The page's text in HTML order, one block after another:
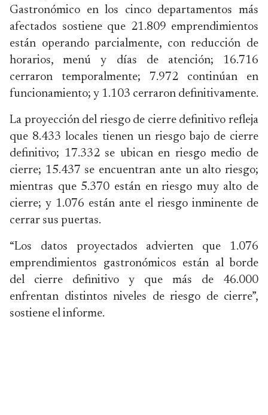
Gastronómico en los cinco departamentos más
afectados sostiene que 21.809 emprendimientos
están operando parcialmente, con reducción de
horarios, menú y días de atención; 16.716
cerraron temporalmente; 7.972 continúan en
funcionamiento; y 1.103 cerraron definitivamente.
La proyección del riesgo de cierre definitivo refleja
que 8.433 locales tienen un riesgo bajo de cierre
definitivo; 17.332 se ubican en riesgo medio de
cierre; 15.437 se encuentran ante un alto riesgo;
mientras que 5.370 están en riesgo muy alto de
cierre; y 1.076 están ante el riesgo inminente de
cerrar sus puertas.
“Los datos proyectados advierten que 1.076
emprendimientos gastronómicos están al borde
del cierre definitivo y que más de 46.000
enfrentan distintos niveles de riesgo de cierre”,
sostiene el informe.